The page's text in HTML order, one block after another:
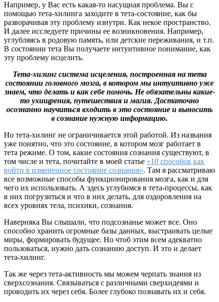
Например, у Вас есть какая-то насущная проблема. Вы с
помощью тета-хилинга заходите в тета-состояние, как бы
разворачивая эту проблему изнутри. Как некое пространство.
И далее исследуете причины ее возникновения. Например,
углубляясь в родовую память, или детские переживания, и т.п.
В состоянии тета Вы получаете интуитивное понимание, как
эту проблему исцелить.
Тета-хилинг система исцеления, построенная на тета
состоянии головного мозга, в котором мы интуитивно уже
знаем, что делать и как себе помочь. Не обязательны какие-
то ухищрения, путешествия и магия. Достаточно
осознанно научиться входить в это состояние и выносить
в сознание нужную информацию.
Но тета-хилинг не ограничивается этой работой. Из названия
уже понятно, что это состояние, в котором мозг работает в
тета режиме. О том, какие состояния сознания существуют, в
том числе и тета, почитайте в моей статье «10 способов как
войти в измененное состояние сознания». Там я рассматриваю
все возможные способы функционирования мозга, как и для
чего их использовать. А здесь углубимся в тета-процессы, как
в них погрузиться и что в них делать, для оздоровления на
всех уровнях тела, психики, сознания.
Наверняка Вы слышали, что подсознанье может все. Оно
способно хранить огромные базы данных, выстраивать целые
миры, формировать будущее. Но чтоб этим всем адекватно
пользоваться, нужно дать сознанию доступ. И это и делает
тета-хилинг.
Так же через тета-активность мы можем черпать знания из
сверхсознания. Связываться с различными сверхидеями и
проводить их через себя. Более глубоко познавать их и себя.